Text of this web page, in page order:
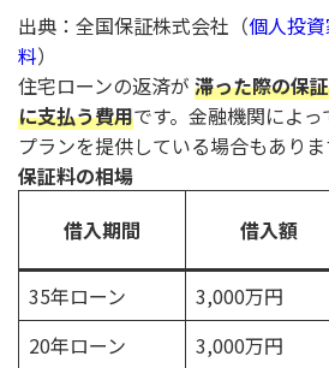
出典：全国保証株式会社（個人投
料）
住宅ローンの返済が 滞った際の保
に支払う費用です。金融機関によ
プランを提供している場合もありま
保証料の相場
借入期間
借入額
35年ローン
3,000万円
20年ローン
3,000万円